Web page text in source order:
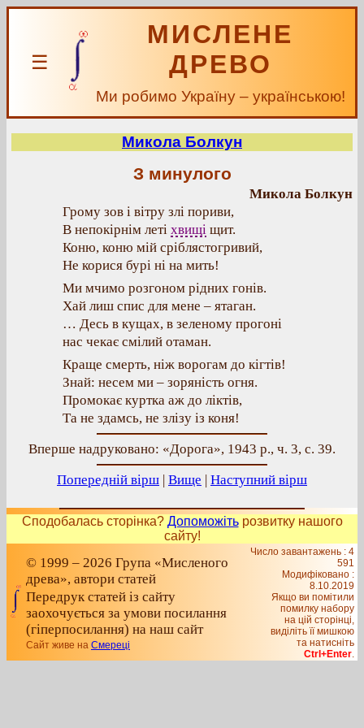
☰
МИСЛЕНЕ
ДРЕВО
Ми робимо Україну – українською!
Микола Болкун
З минулого
Микола Болкун
Грому зов і вітру злі пориви,
В непокірнім леті хвищі щит.
Коню, коню мій сріблястогривий,
Не корися бурі ні на мить!
Ми мчимо розгоном рідних гонів.
Хай лиш спис для мене – ятаган.
… Десь в кущах, в зеленому прогоні
нас чекає смілий отаман.
Краще смерть, ніж ворогам до кігтів!
Знай: несем ми – зоряність огня.
Промокає куртка аж до ліктів,
Та не здамсь, не злізу із коня!
Вперше надруковано: «Дорога», 1943 р., ч. 3, с. 39.
Попередній вірш | Вище | Наступний вірш
Сподобалась сторінка? Допоможітьрозвитку нашого
сайту!
© 1999 – 2026 Група «Мисленого
древа», автори статей
Передрук статей із сайту
заохочується за умови посилання
(гіперпосилання) на наш сайт
Сайт живе на Смереці
Число завантажень : 4
591
Модифіковано :
8.10.2019
Якщо ви помітили
помилку набору
на цiй сторiнцi,
видiлiть її мишкою
та натисніть
Ctrl+Enter.